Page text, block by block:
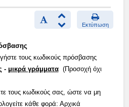
Εκτύπωση
τους κωδικούς πρόσβασης
- μικρά γράμματα(Προσοχή όχι
τους κωδικούς σας, ώστε να μη
κάθε φορά: Αρχικά